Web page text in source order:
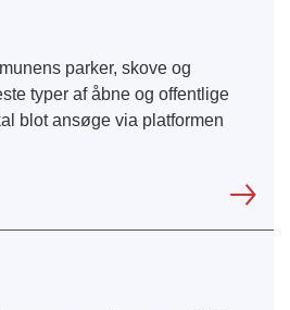
parker, skove og
typer af åbne og offentlige
blot ansøge via platformen